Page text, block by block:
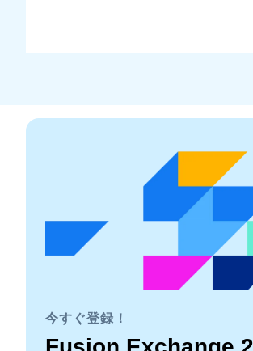
今すぐ登録！